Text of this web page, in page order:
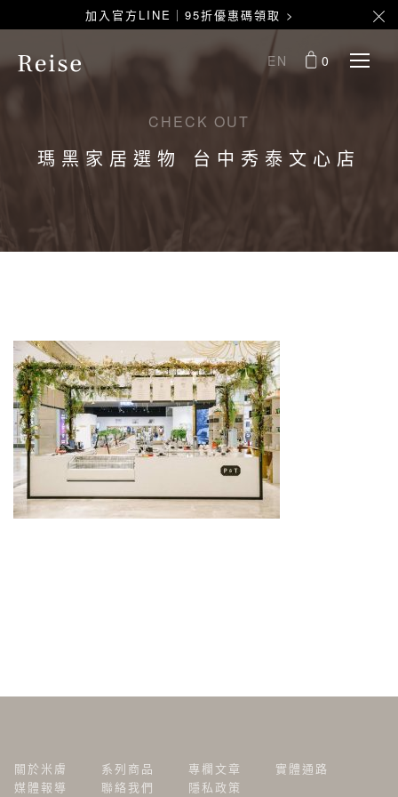
加入官方LINE｜95折優惠碼領取 >
EN 0
CHECK OUT
瑪黑家居選物 台中秀泰文心店
關於米膚 系列商品 專欄文章
實體通路
媒體報導
聯絡我們 隱私政策